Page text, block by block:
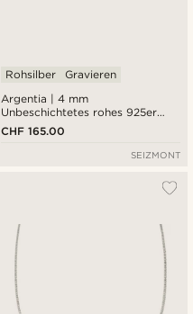
Argentia | 4 mm
Unbeschichtetes rohes 925er
Sterlingsilber-
Kabelkettenarmband
Rohsilber Gravieren
CHF 165.00
SEIZMONT